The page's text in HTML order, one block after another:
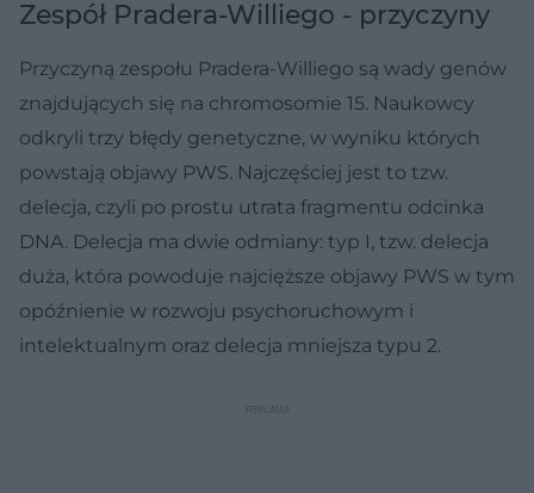
Zespół Pradera-Williego - przyczyny
Przyczyną zespołu Pradera-Williego są wady genów
znajdujących się na chromosomie 15. Naukowcy
odkryli trzy błędy genetyczne, w wyniku których
powstają objawy PWS. Najczęściej jest to tzw.
delecja, czyli po prostu utrata fragmentu odcinka
DNA. Delecja ma dwie odmiany: typ I, tzw. delecja
duża, która powoduje najcięższe objawy PWS w tym
opóźnienie w rozwoju psychoruchowym i
intelektualnym oraz delecja mniejsza typu 2.